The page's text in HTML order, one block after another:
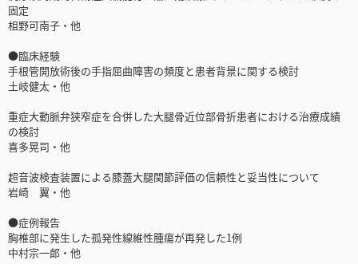
固定
柤野可南子・他
●臨床経験
手根管開放術後の手指屈曲障害の頻度と患者背景に関する検討
土岐健太・他
重症大動脈弁狭窄症を合併した大腿骨近位部骨折患者における治療成績
の検討
喜多晃司・他
超音波検査装置による膝蓋大腿関節評価の信頼性と妥当性について
岩崎 翼・他
●症例報告
胸椎部に発生した孤発性線維性腫瘍が再発した1例
中村宗一郎・他